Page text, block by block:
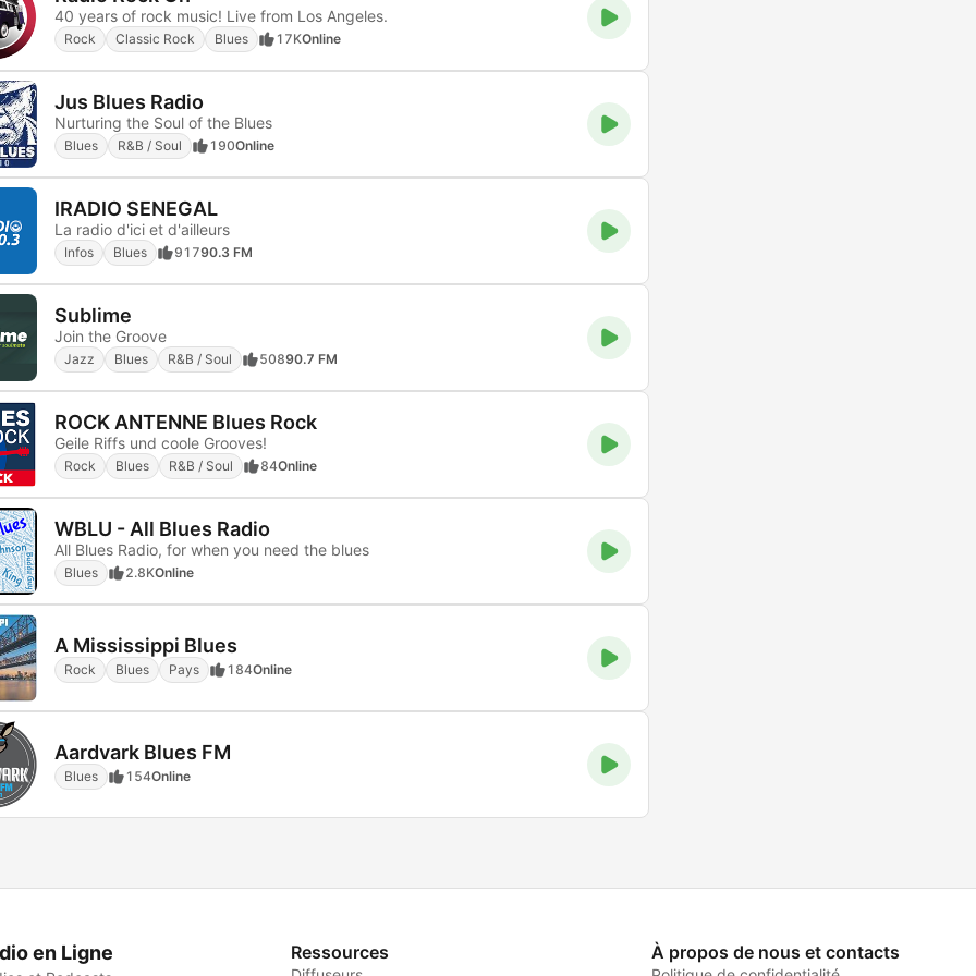
40 years of rock music! Live from Los Angeles.
Rock Classic Rock Blues 17KOnline
Jus Blues Radio
Nurturing the Soul of the Blues
Blues R&B / Soul 190Online
IRADIO SENEGAL
La radio d'ici et d'ailleurs
Infos Blues 91790.3 FM
Sublime
Join the Groove
Jazz Blues R&B / Soul 50890.7 FM
ROCK ANTENNE Blues Rock
Geile Riffs und coole Grooves!
Rock Blues R&B / Soul 84Online
WBLU - All Blues Radio
All Blues Radio, for when you need the blues
Blues 2.8KOnline
A Mississippi Blues
Rock Blues Pays 184Online
Aardvark Blues FM
Blues 154Online
en Ligne Ressources À propos de nous et contacts